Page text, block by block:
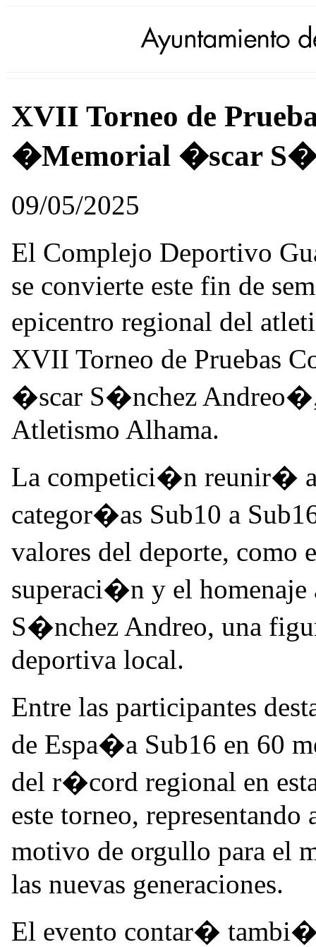
XVII Torneo de
�Memorial �scar
09/05/2025
El Complejo Deportivo
se convierte este fin de
epicentro regional del
XVII Torneo de Pruebas
�scar S�nchez
Atletismo Alhama.
La competici�n reunir�
categor�as Sub10 a
valores del deporte,
superaci�n y el
S�nchez Andreo, una
deportiva local.
Entre las participantes
de Espa�a Sub16 en 60
del r�cord regional en
este torneo,
motivo de orgullo para el
las nuevas generaciones.
El evento contar�